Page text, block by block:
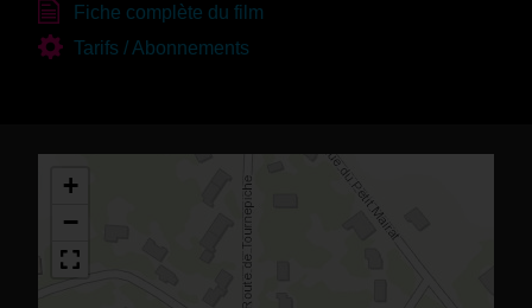
Fiche complète du film
Tarifs / Abonnements
+
−